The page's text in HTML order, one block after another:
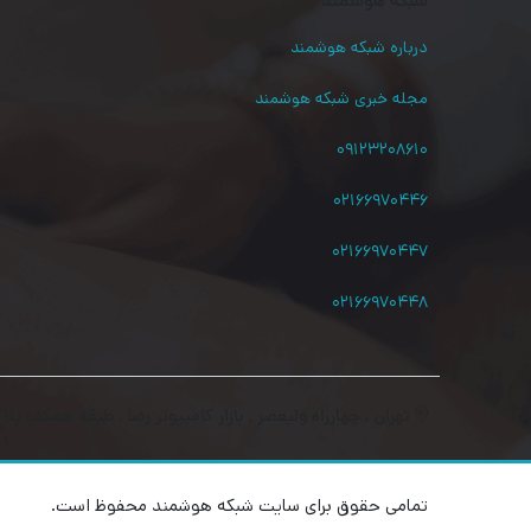
درباره شبکه هوشمند
مجله خبری شبکه هوشمند
۰۹۱۲۳۲۰۸۶۱۰
۰۲۱۶۶۹۷۰۴۴۶
۰۲۱۶۶۹۷۰۴۴۷
۰۲۱۶۶۹۷۰۴۴۸
تمامی حقوق برای سایت شبکه هوشمند محفوظ است.